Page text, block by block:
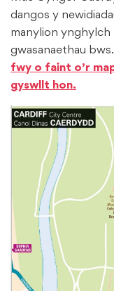
dangos y
manylion ynghylch
gwasanaethau bws.
fwy o faint o’r
gyswllt hon.